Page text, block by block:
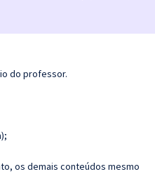
do professor.
os demais conteúdos mesmo